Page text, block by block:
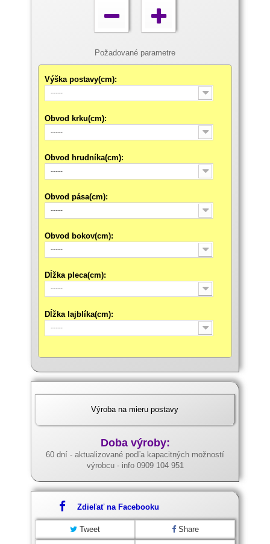
Požadované parametre
Výška postavy(cm):
-----
Obvod krku(cm):
-----
Obvod hrudníka(cm):
-----
Obvod pása(cm):
-----
Obvod bokov(cm):
-----
Dĺžka pleca(cm):
-----
Dĺžka lajblíka(cm):
-----
Výroba na mieru postavy
Doba výroby:
60 dní - aktualizované podľa kapacitných možností
výrobcu - info 0909 104 951
Zdieľať na Facebooku
Tweet Share